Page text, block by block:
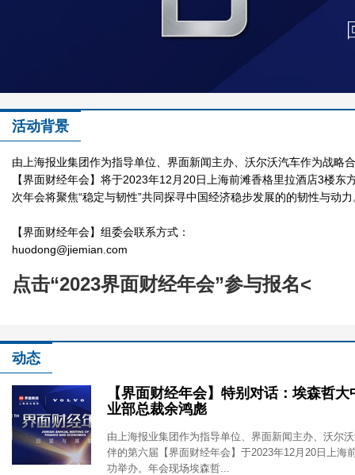
活动背景
由上海报业集团作为指导单位、界面新闻主办、沃尔沃汽车作为战略
【界面财经年会】将于2023年12月20日上海前滩香格里拉酒店3楼东
次年会将聚焦“稳定与韧性”共同探寻中国经济稳步发展的的韧性与动力
【界面财经年会】组委会联系方式：
huodong@jiemian.com
点击“2023界面财经年会”参与报名<
动态
【界面财经年会】特别对话：埃森哲
业部总裁余鸿彪
由上海报业集团作为指导单位、界面新闻主办、沃尔
伴的第六届【界面财经年会】于2023年12月20日上海
功举办。年会现场埃森哲...